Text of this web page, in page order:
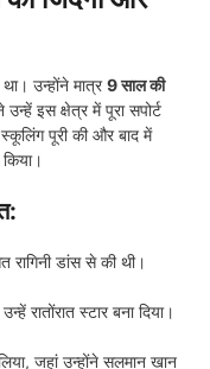
उन्होंने मात्र9 साल की
इस क्षेत्र में पूरा सपोर्ट
पूरी की और बाद में
डांस से की थी।
रातोंरात स्टार बना दिया।
जहां उन्होंने सलमान खान